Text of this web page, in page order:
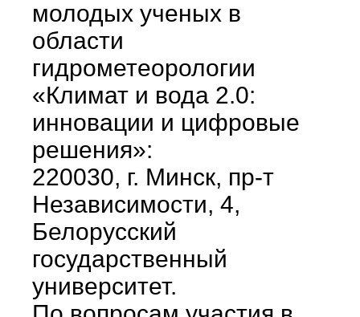
молодых ученых в
области
гидрометеорологии
«Климат и вода 2.0:
инновации и цифровые
решения»:
220030, г. Минск, пр-т
Независимости, 4,
Белорусский
государственный
университет.